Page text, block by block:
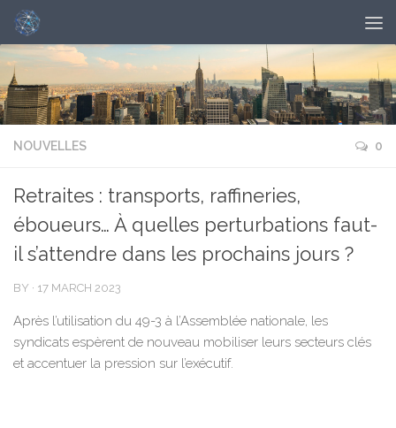
NOUVELLES 0
Retraites : transports, raffineries,
éboueurs… À quelles perturbations faut-
il s’attendre dans les prochains jours ?
BY · 17 MARCH 2023
Après l’utilisation du 49-3 à l’Assemblée nationale, les
syndicats espèrent de nouveau mobiliser leurs secteurs clés
et accentuer la pression sur l’exécutif.